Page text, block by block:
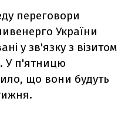
переговори
України
у зв'язку з візитом
У п'ятницю
що вони будуть